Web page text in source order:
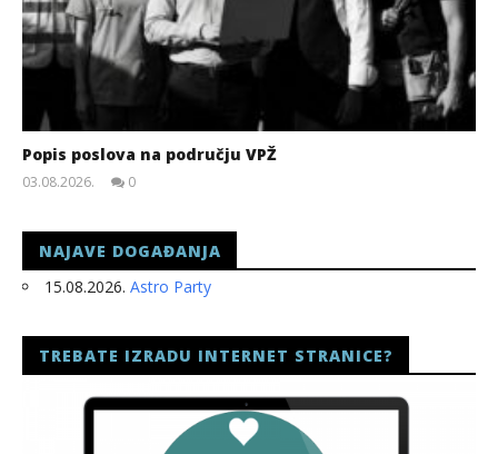
Popis poslova na području VPŽ
03.08.2026.
0
NAJAVE DOGAĐANJA
15.08.2026. Astro Party
TREBATE IZRADU INTERNET STRANICE?